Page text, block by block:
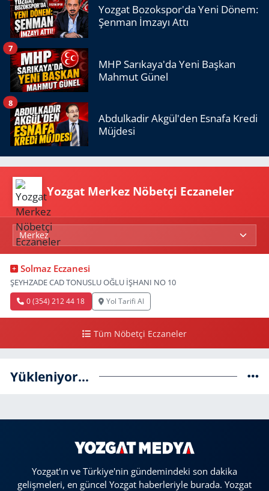
Yozgat Bozokspor'da Yeni Dönem:
Şenman İmzayı Attı
MHP Sarıkaya'da Yeni Başkan
Mahmut Günel
7
Abdulkadir Akgül'den Esnafa Kredi
Müjdesi
8
Yozgat Merkez Nöbetçi Eczaneler
Solmaz Eczanesi
ŞEYHZADE CAD TONUSLU OĞLU İŞHANI NO 10
0 (354) 212 44 18 Yol Tarifi Al
Tüm Nöbetçi Eczaneler
Yükleniyor...
Yozgat'ın ve Türkiye'nin gündemindeki son dakika
gelişmeleri, en güncel Yozgat haberleriyle burada. Yozgat